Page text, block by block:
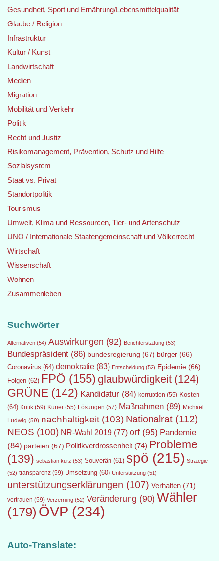
Gesundheit, Sport und Ernährung/Lebensmittelqualität
Glaube / Religion
Infrastruktur
Kultur / Kunst
Landwirtschaft
Medien
Migration
Mobilität und Verkehr
Politik
Recht und Justiz
Risikomanagement, Prävention, Schutz und Hilfe
Sozialsystem
Staat vs. Privat
Standortpolitik
Tourismus
Umwelt, Klima und Ressourcen, Tier- und Artenschutz
UNO / Internationale Staatengemeinschaft und Völkerrecht
Wirtschaft
Wissenschaft
Wohnen
Zusammenleben
Suchwörter
Alternativen (54) Auswirkungen (92) Berichterstattung (53)
Bundespräsident (86) bundesregierung (67) bürger (66)
Coronavirus (64) demokratie (83) Entscheidung (52) Epidemie (66)
Folgen (62) FPÖ (155) glaubwürdigkeit (124)
GRÜNE (142) Kandidatur (84) korruption (55) Kosten
(64) Kritik (59) Kurier (55) Lösungen (57) Maßnahmen (89) Michael
Ludwig (59) nachhaltigkeit (103) Nationalrat (112)
NEOS (100) NR-Wahl 2019 (77) orf (95) Pandemie
(84) parteien (67) Politikverdrossenheit (74) Probleme
(139) sebastian kurz (53) Souverän (61) spö (215) Strategie
(52) transparenz (59) Umsetzung (60) Unterstützung (51)
unterstützungserklärungen (107) Verhalten (71)
vertrauen (59) Verzerrung (52) Veränderung (90) Wähler
(179) ÖVP (234)
Auto-Translate: